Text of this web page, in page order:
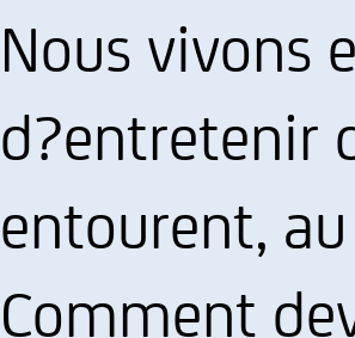
Nous vivons
d?entretenir
entourent,
Comment